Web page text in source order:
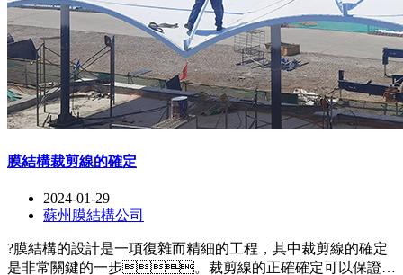
膜結構裁剪線的確定
2024-01-29
蘇州膜結構公司
?膜結構的設計是一項復雜而精細的工程，其中裁剪線的確定
是非常關鍵的一步。裁剪線的正確確定可以保證膜